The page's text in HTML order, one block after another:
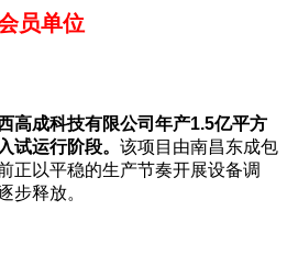
员单位
高成科技有限公司年产1.5亿平方
试运行阶段。 该项目由南昌东成包
正以平稳的生产节奏开展设备调
步释放。